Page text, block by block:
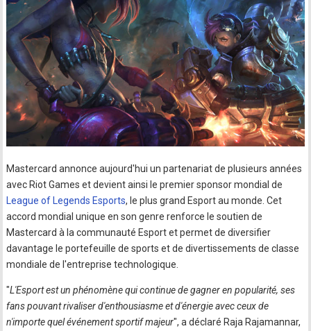
Mastercard annonce aujourd'hui un partenariat de plusieurs années
avec Riot Games et devient ainsi le premier sponsor mondial de
League of Legends Esports, le plus grand Esport au monde. Cet
accord mondial unique en son genre renforce le soutien de
Mastercard à la communauté Esport et permet de diversifier
davantage le portefeuille de sports et de divertissements de classe
mondiale de l'entreprise technologique.
"L'Esport est un phénomène qui continue de gagner en popularité, ses
fans pouvant rivaliser d'enthousiasme et d'énergie avec ceux de
n'importe quel événement sportif majeur", a déclaré Raja Rajamannar,